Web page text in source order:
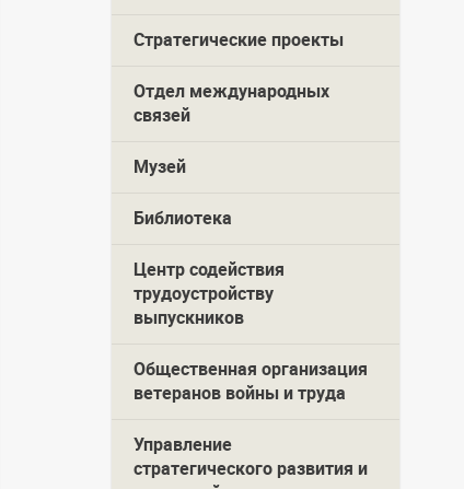
Стратегические проекты
Отдел международных
связей
Музей
Библиотека
Центр содействия
трудоустройству
выпускников
Общественная организация
ветеранов войны и труда
Управление
стратегического развития и